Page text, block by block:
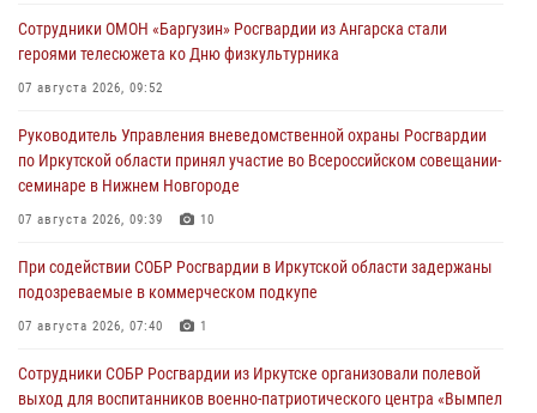
Сотрудники ОМОН «Баргузин» Росгвардии из Ангарска стали
героями телесюжета ко Дню физкультурника
07 августа 2026, 09:52
Руководитель Управления вневедомственной охраны Росгвардии
по Иркутской области принял участие во Всероссийском совещании-
семинаре в Нижнем Новгороде
07 августа 2026, 09:39 10
При содействии СОБР Росгвардии в Иркутской области задержаны
подозреваемые в коммерческом подкупе
07 августа 2026, 07:40 1
Сотрудники СОБР Росгвардии из Иркутске организовали полевой
выход для воспитанников военно-патриотического центра «Вымпел